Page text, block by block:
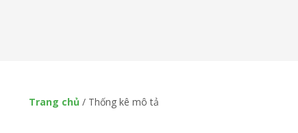
Trang chủ / Thống kê mô tả